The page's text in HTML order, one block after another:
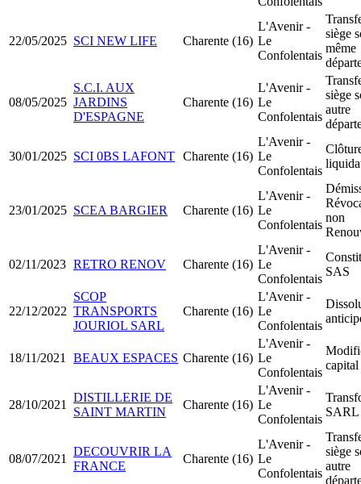
22/05/2025 SCI NEW LIFE Charente (16)
L'Avenir -
Le
Confolentais
siège
même
08/05/2025
S.C.I. AUX
JARDINS
D'ESPAGNE
Charente (16)
L'Avenir -
Le
Confolentais
siège
autre
30/01/2025 SCI 0BS LAFONT Charente (16)
L'Avenir -
Le
Confolentais
23/01/2025 SCEA BARGIER Charente (16)
L'Avenir -
Le
Confolentais
non
02/11/2023 RETRO RENOV Charente (16)
L'Avenir -
Le
Confolentais
SAS
22/12/2022
SCOP
TRANSPORTS
JOURIOL SARL
Charente (16)
L'Avenir -
Le
Confolentais
18/11/2021 BEAUX ESPACES Charente (16)
L'Avenir -
Le
Confolentais
28/10/2021
DISTILLERIE DE
SAINT MARTIN
Charente (16)
L'Avenir -
Le
Confolentais
SARL
08/07/2021
DECOUVRIR LA
FRANCE
Charente (16)
L'Avenir -
Le
Confolentais
siège
autre